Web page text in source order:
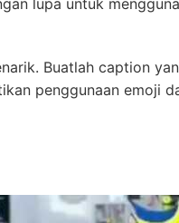
lupa untuk
Buatlah caption
penggunaan emoji